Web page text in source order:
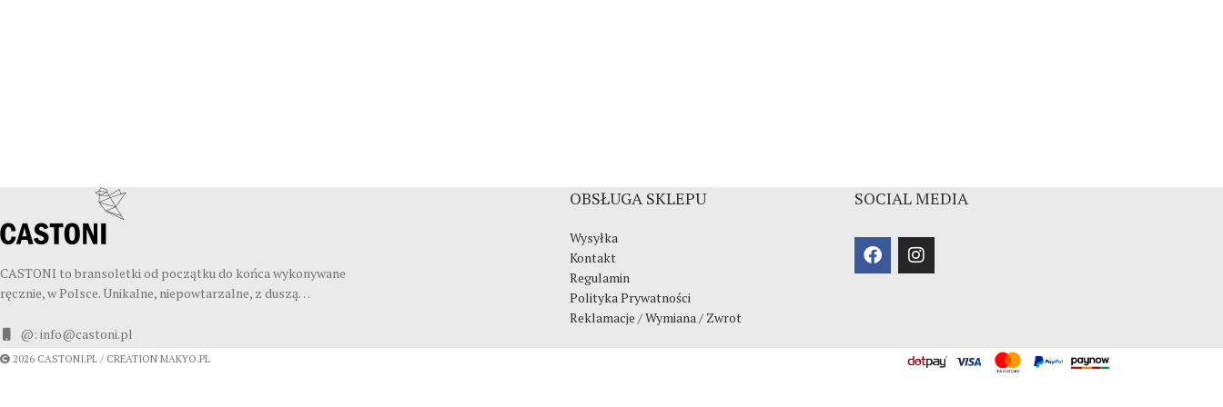
CASTONI to bransoletki od początku do końca wykonywane
ręcznie, w Polsce. Unikalne, niepowtarzalne, z duszą…
@: info@castoni.pl
OBSŁUGA SKLEPU
Wysyłka
Kontakt
Regulamin
Polityka Prywatności
Reklamacje / Wymiana / Zwrot
SOCIAL MEDIA
2026 CASTONI.PL / CREATION MAKYO.PL